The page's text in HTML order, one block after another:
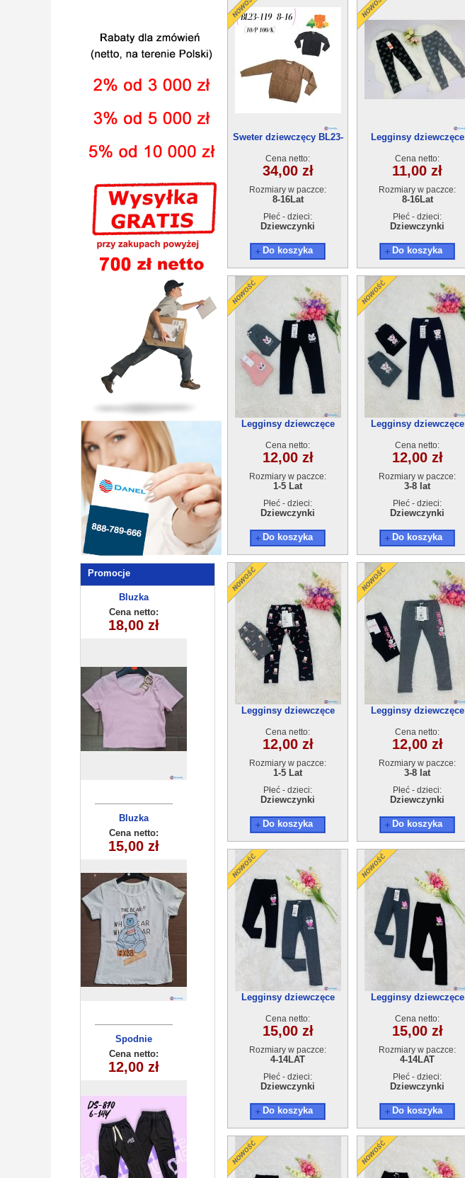
Promocje
Bluzka
dziecięca
180626-20(4-14)
6szt
Cena netto:
18,00 zł
Bluzka
dziecięca
180626-14(6-16)
6szt
Cena netto:
15,00 zł
Spodnie
dziecięce
DS-870(6-14)
10szt
Cena netto:
12,00 zł
Komplety
dziecięce (1-4
) 4szt
Cena netto:
12,00 zł
Komplet
dziecięcy
(3-10) 5szt
Cena netto:
30,00 zł
Legginsy
dziewczęce
(3/4-9/10) 5szt
Cena netto:
10,00 zł
Sweter dziewczęcy BL23-
Cena netto:
34,00 zł
Rozmiary w paczce:
8-16Lat
Płeć - dzieci:
Dziewczynki
Do koszyka
Legginsy dziewczęce
Cena netto:
11,00 zł
Rozmiary w paczce:
8-16Lat
Płeć - dzieci:
Dziewczynki
Do koszyka
Legginsy dziewczęce
Cena netto:
12,00 zł
Rozmiary w paczce:
1-5 Lat
Płeć - dzieci:
Dziewczynki
Do koszyka
Legginsy dziewczęce
Cena netto:
12,00 zł
Rozmiary w paczce:
3-8 lat
Płeć - dzieci:
Dziewczynki
Do koszyka
Legginsy dziewczęce
Cena netto:
12,00 zł
Rozmiary w paczce:
1-5 Lat
Płeć - dzieci:
Dziewczynki
Do koszyka
Legginsy dziewczęce
Cena netto:
12,00 zł
Rozmiary w paczce:
3-8 lat
Płeć - dzieci:
Dziewczynki
Do koszyka
Legginsy dziewczęce
Cena netto:
15,00 zł
Rozmiary w paczce:
4-14LAT
Płeć - dzieci:
Dziewczynki
Do koszyka
Legginsy dziewczęce
Cena netto:
15,00 zł
Rozmiary w paczce:
4-14LAT
Płeć - dzieci:
Dziewczynki
Do koszyka